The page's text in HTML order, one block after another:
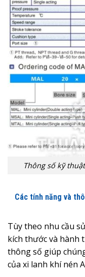
Thông số kỹ
Các tính năng và
Tùy theo nhu cầu
kích thước và hành
thông số giúp
của xi lanh khí nén